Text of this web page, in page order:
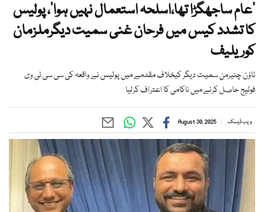
’عام ساجھگڑا تھا،اسلحہ استعمال نہیں ہوا‘، پولیس
کا تشدد کیس میں فرحان غنی سمیت دیگرملزمان
کوریلیف
ٹاؤن چئیرمن سمیت دیگر کیخلاف مقدمے میں پولیس نے واقعہ کی سی سی ٹی وی
فوٹیج حاصل کرنے میں ناکامی کا اعتراف کرلیا
ویب ڈیسک August 30, 2025